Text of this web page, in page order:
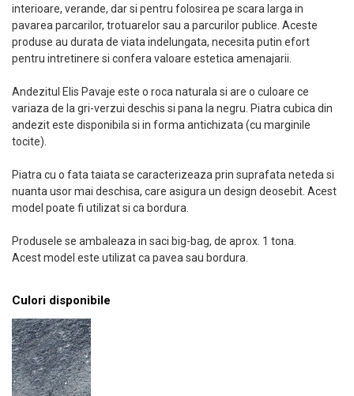
interioare, verande, dar si pentru folosirea pe scara larga in
pavarea parcarilor, trotuarelor sau a parcurilor publice. Aceste
produse au durata de viata indelungata, necesita putin efort
pentru intretinere si confera valoare estetica amenajarii.
Andezitul Elis Pavaje este o roca naturala si are o culoare ce
variaza de la gri-verzui deschis si pana la negru. Piatra cubica din
andezit este disponibila si in forma antichizata (cu marginile
tocite).
Piatra cu o fata taiata se caracterizeaza prin suprafata neteda si
nuanta usor mai deschisa, care asigura un design deosebit. Acest
model poate fi utilizat si ca bordura.
Produsele se ambaleaza in saci big-bag, de aprox. 1 tona.
Acest model este utilizat ca pavea sau bordura.
Culori disponibile